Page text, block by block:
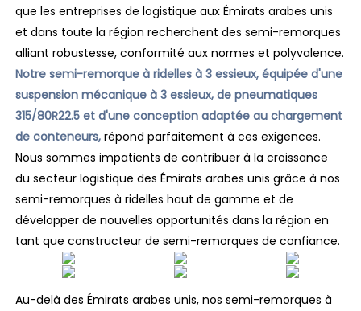
que les entreprises de logistique aux Émirats arabes unis
et dans toute la région recherchent des semi-remorques
alliant robustesse, conformité aux normes et polyvalence.
Notre semi-remorque à ridelles à 3 essieux, équipée d'une
suspension mécanique à 3 essieux, de pneumatiques
315/80R22.5 et d'une conception adaptée au chargement
de conteneurs, répond parfaitement à ces exigences.
Nous sommes impatients de contribuer à la croissance
du secteur logistique des Émirats arabes unis grâce à nos
semi-remorques à ridelles haut de gamme et de
développer de nouvelles opportunités dans la région en
tant que constructeur de semi-remorques de confiance.
Au-delà des Émirats arabes unis, nos semi-remorques à